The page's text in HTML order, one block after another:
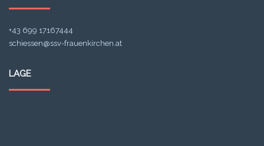
+43 699 17167444
schiessen@ssv-frauenkirchen.at
LAGE